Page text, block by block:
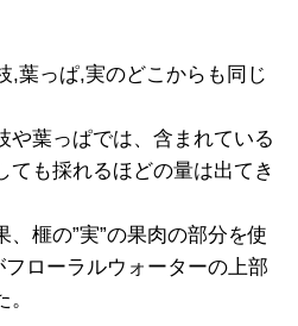
,葉っぱ,実のどこからも同じ
や葉っぱでは、含まれている
ても採れるほどの量は出てき
榧の”実”の果肉の部分を使
ローラルウォーターの上部